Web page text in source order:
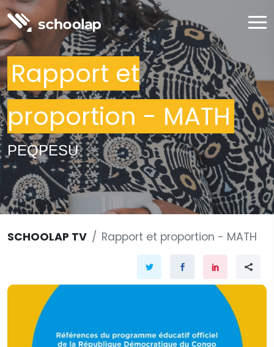
Rapport et
proportion - MATH
PEQPESU
SCHOOLAP TV Rapport et proportion - MATH